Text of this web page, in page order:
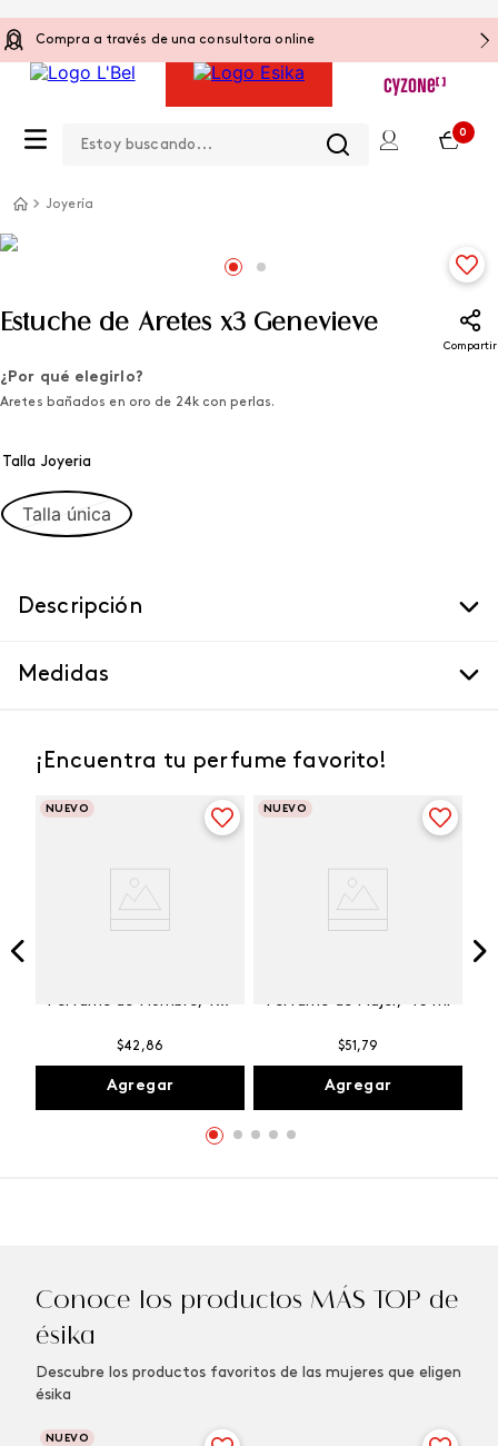
Compra a través de una consultora online
0
Joyería
Estuche de Aretes x3 Genevieve
Compartir
¿Por qué elegirlo?
Aretes bañados en oro de 24k con perlas.
Talla Joyeria
Talla única
Descripción
Medidas
¡Encuentra tu perfume favorito!
NUEVO
Perfume de Hombre, 100
$42 ,86
Agregar
NUEVO
Perfume de Mujer, 45 ml
$51 ,79
Agregar
Conoce los productos MÁS TOP de
ésika
Descubre los productos favoritos de las mujeres que eligen
ésika
NUEVO